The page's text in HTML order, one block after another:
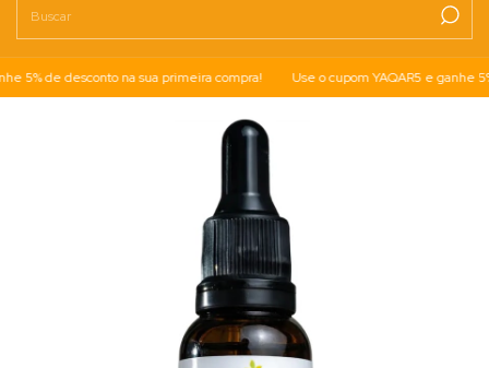
5% de desconto na sua primeira compra! Use o cupom YAQAR5 e ganhe